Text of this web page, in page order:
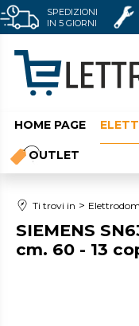
SPEDIZIONI
IN 5 GIORNI
HOME PAGE
OUTLET
Ti trovi in
SIEMENS
cm. 60 - 13